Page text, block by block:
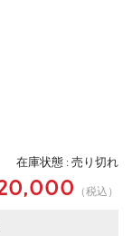
在庫状態 : 売り切れ
（税込）